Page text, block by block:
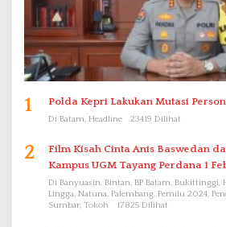
1 Polda Kepri Lakukan Mutasi
Di Batam, Headline 23419 Dilihat
2
Film Kisah Cinta Anis Baswedan
Kampus UGM Tayang Perdana 1
Di Banyuasin, Bintan, BP Batam, Bukittinggi,
Lingga, Natuna, Palembang, Pemilu 2024,
Sumbar, Tokoh
17825 Dilihat